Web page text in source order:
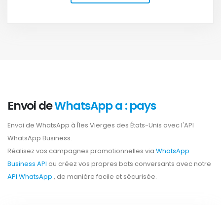
Envoi deWhatsApp a : pays
Envoi de WhatsApp à Îles Vierges des États-Unis avec l'API
WhatsApp Business.
Réalisez vos campagnes promotionnelles via WhatsApp
Business API ou créez vos propres bots conversants avec notre
API WhatsApp , de manière facile et sécurisée.